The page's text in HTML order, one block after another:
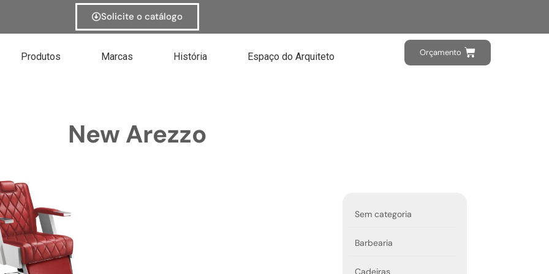
Solicite o catálogo
Produtos Marcas História Espaço do Arquiteto Orçamento
New Arezzo
Sem categoria
Barbearia
Cadeiras